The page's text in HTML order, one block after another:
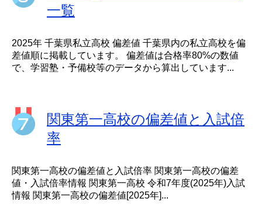
一覧
2025年 千葉県私立高校 偏差値 千葉県内の私立高校を偏
差値順に掲載しています。 偏差値は合格率80%の数値
で、学習塾・予備校等のデータから算出しています...
関東第一高校の偏差値と入試倍
率
関東第一高校の偏差値と入試倍率 関東第一高校の偏差
値・入試倍率情報 関東第一高校 令和7年度(2025年)入試
情報 関東第一高校の偏差値[2025年]...